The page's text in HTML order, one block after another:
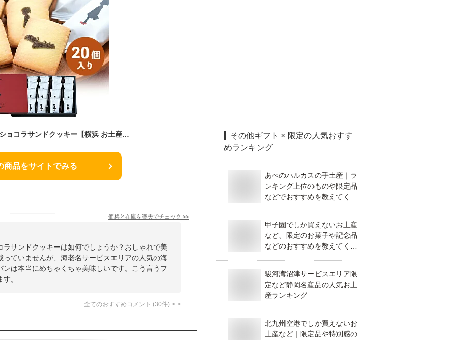
横浜 赤い靴の女の子 ショコラサンドクッキー【横浜 お土産】｜チョコサンド クッキー ガレット ショートブレッド お菓子 洋菓子 神奈川土産 おみやげ 横浜土産 お取り寄せ 手土産 贈り物 ギフト
商品をサイトでみる
価格と在庫を楽天でチェック >>
サンドクッキーは如何でしょうか？おしゃれで美
ていませんが、海老名サービスエリアの人気の海
は本当にめちゃくちゃ美味しいです。こう言うフ
。
全てのおすすめコメント (30件) >
その他ギフト × 限定の人気おすす
めランキング
あべのハルカスの手土産｜ラ
ンキング上位のものや限定品
などでおすすめを教えてくだ
甲子園でしか買えないお土産
など、限定のお菓子や記念品
などのおすすめを教えてくだ
駿河湾沼津サービスエリア限
定など静岡名産品の人気お土
産ランキング
北九州空港でしか買えないお
土産など｜限定品や特別感の